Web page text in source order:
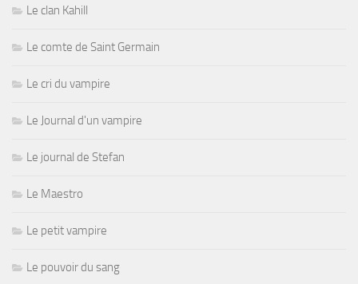
Le clan Kahill
Le comte de Saint Germain
Le cri du vampire
Le Journal d'un vampire
Le journal de Stefan
Le Maestro
Le petit vampire
Le pouvoir du sang